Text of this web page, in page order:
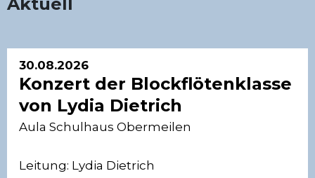
30.08.2026
Konzert der Blockflötenklasse
von Lydia Dietrich
Aula Schulhaus Obermeilen
Leitung: Lydia Dietrich